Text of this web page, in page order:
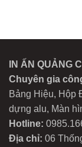
IN ẤN QUẢNG
Chuyên gia
Bảng Hiệu, Hộp
dựng alu, Màn
Hotline:
Địa chỉ: 06